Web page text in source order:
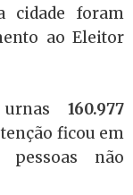
cidade foram
ao Eleitor
urnas 160.977
ficou em
pessoas não